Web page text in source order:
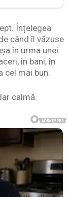
Înțelegea
când îl văzuse
în urma unei
în bani, în
cel mai bun.
calmă.